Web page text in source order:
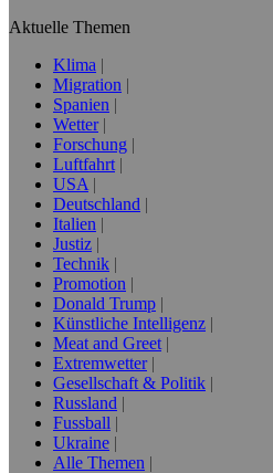
Aktuelle Themen
Klima
Migration
Spanien
Wetter
Forschung
Luftfahrt
USA
Deutschland
Italien
Justiz
Technik
Promotion
Donald Trump
Künstliche Intelligenz
Meat and Greet
Extremwetter
Gesellschaft & Politik
Russland
Fussball
Ukraine
Alle Themen